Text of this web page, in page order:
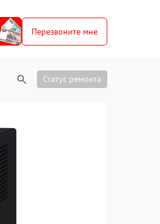
Перезвоните мне
Статус ремонта